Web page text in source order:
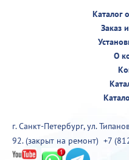
Каталог
Заказ
О
г. Санкт-Петербург, ул.
92. (закрыт на ремонт) +7